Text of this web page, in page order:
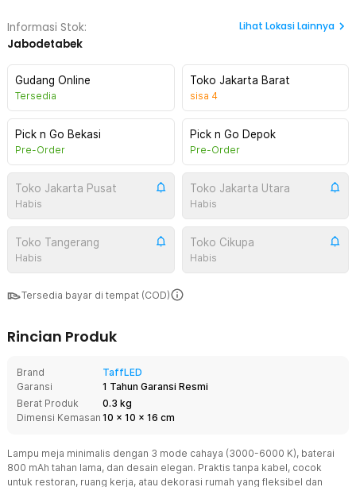
Informasi Stok:
Jabodetabek
Lihat Lokasi Lainnya
Gudang Online
Tersedia
Toko Jakarta Barat
sisa 4
Pick n Go Bekasi
Pre-Order
Pick n Go Depok
Pre-Order
Toko Jakarta Pusat
Habis
Toko Jakarta Utara
Habis
Toko Tangerang
Habis
Toko Cikupa
Habis
Tersedia bayar di tempat (COD)
Rincian Produk
Brand
TaffLED
Garansi
1 Tahun Garansi Resmi
Berat Produk
0.3 kg
Dimensi Kemasan 10 x 10 x 16 cm
Lampu meja minimalis dengan 3 mode cahaya (3000-6000 K), baterai
800 mAh tahan lama, dan desain elegan. Praktis tanpa kabel, cocok
untuk restoran, ruang kerja, atau dekorasi rumah yang fleksibel dan